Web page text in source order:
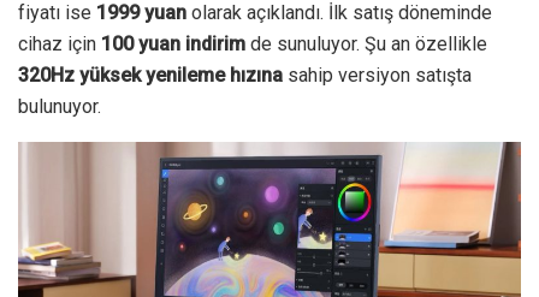
fiyatı ise 1999 yuan olarak açıklandı. İlk satış döneminde
cihaz için 100 yuan indirim de sunuluyor. Şu an özellikle
320Hz yüksek yenileme hızına sahip versiyon satışta
bulunuyor.